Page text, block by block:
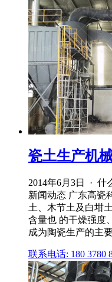
瓷土生产机
2014年6月3日 · 什
新闻动态 广东高瓷
土、木节土及白坩
含量也 的干燥强度
成为陶瓷生产的主
联系电话: 180 3780